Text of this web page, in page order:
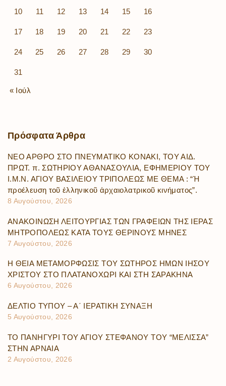
10 11 12 13 14 15 16
17 18 19 20 21 22 23
24 25 26 27 28 29 30
31
« Ιούλ
Πρόσφατα Άρθρα
ΝΕΟ ΑΡΘΡΟ ΣΤΟ ΠΝΕΥΜΑΤΙΚΟ ΚΟΝΑΚΙ, ΤΟΥ ΑΙΔ.
ΠΡΩΤ. π. ΣΩΤΗΡΙΟΥ ΑΘΑΝΑΣΟΥΛΙΑ, ΕΦΗΜΕΡΙΟΥ ΤΟΥ
Ι.Μ.Ν. ΑΓΙΟΥ ΒΑΣΙΛΕΙΟΥ ΤΡΙΠΟΛΕΩΣ ΜΕ ΘΕΜΑ : “Ἡ
προέλευση τοῦ ἑλληνικοῦ ἀρχαιολατρικοῦ κινήματος”.
8 Αυγούστου, 2026
ΑΝΑΚΟΙΝΩΣΗ ΛΕΙΤΟΥΡΓΙΑΣ ΤΩΝ ΓΡΑΦΕΙΩΝ ΤΗΣ ΙΕΡΑΣ
ΜΗΤΡΟΠΟΛΕΩΣ ΚΑΤΑ ΤΟΥΣ ΘΕΡΙΝΟΥΣ ΜΗΝΕΣ
7 Αυγούστου, 2026
Η ΘΕΙΑ ΜΕΤΑΜΟΡΦΩΣΙΣ ΤΟΥ ΣΩΤΗΡΟΣ ΗΜΩΝ ΙΗΣΟΥ
ΧΡΙΣΤΟΥ ΣΤΟ ΠΛΑΤΑΝΟΧΩΡΙ ΚΑΙ ΣΤΗ ΣΑΡΑΚΗΝΑ
6 Αυγούστου, 2026
ΔΕΛΤΙΟ ΤΥΠΟΥ – Α΄ ΙΕΡΑΤΙΚΗ ΣΥΝΑΞΗ
5 Αυγούστου, 2026
ΤΟ ΠΑΝΗΓΥΡΙ ΤΟΥ ΑΓΙΟΥ ΣΤΕΦΑΝΟΥ ΤΟΥ “ΜΕΛΙΣΣΑ”
ΣΤΗΝ ΑΡΝΑΙΑ
2 Αυγούστου, 2026